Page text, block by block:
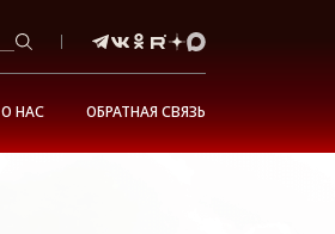
О НАС ОБРАТНАЯ СВЯЗЬ